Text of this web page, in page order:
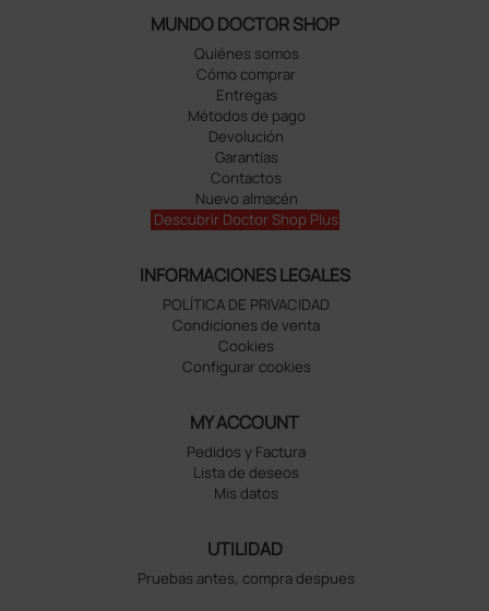
MUNDO DOCTOR SHOP
Quiénes somos
Cómo comprar
Entregas
Métodos de pago
Devolución
Garantías
Contactos
Nuevo almacén
Descubrir Doctor Shop Plus
INFORMACIONES LEGALES
POLÍTICA DE PRIVACIDAD
Condiciones de venta
Cookies
Configurar cookies
MY ACCOUNT
Pedidos y Factura
Lista de deseos
Mis datos
UTILIDAD
Pruebas antes, compra despues